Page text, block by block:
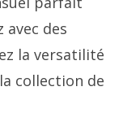
des
la versatilité
collection de